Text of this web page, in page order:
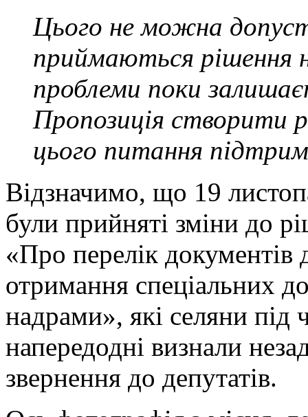
Цього не можна
приймаються рішення
проблеми поки
Пропозиція створити
цього питання
Відзначимо, що 19
були прийняті зміни до
«Про перелік
отримання спеціальних
надрами», які селяни під
напередодні визнали
звернення до депутатів.